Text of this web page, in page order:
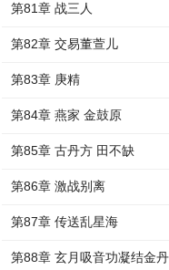
第81章 战三人
第82章 交易董萱儿
第83章 庚精
第84章 燕家 金鼓原
第85章 古丹方 田不缺
第86章 激战别离
第87章 传送乱星海
第88章 玄月吸音功凝结金丹